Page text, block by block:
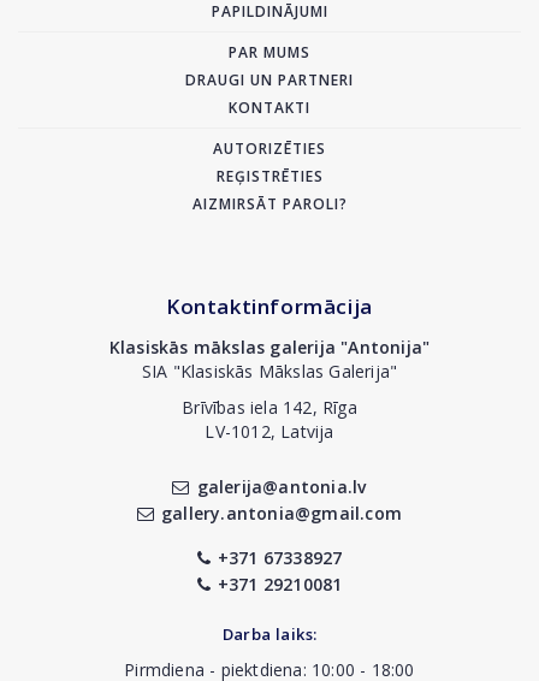
PAPILDINĀJUMI
PAR MUMS
DRAUGI UN PARTNERI
KONTAKTI
AUTORIZĒTIES
REĢISTRĒTIES
AIZMIRSĀT PAROLI?
Kontaktinformācija
Klasiskās mākslas galerija "Antonija"
SIA "Klasiskās Mākslas Galerija"
Brīvības iela 142, Rīga
LV-1012, Latvija
galerija@antonia.lv
gallery.antonia@gmail.com
+371 67338927
+371 29210081
Darba laiks:
Pirmdiena - piektdiena: 10:00 - 18:00